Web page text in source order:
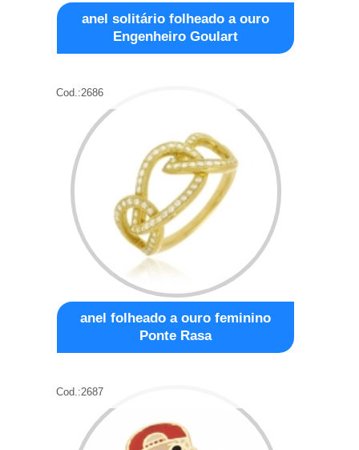
anel solitário folheado a ouro
Engenheiro Goulart
Cod.:2686
anel folheado a ouro feminino
Ponte Rasa
Cod.:2687